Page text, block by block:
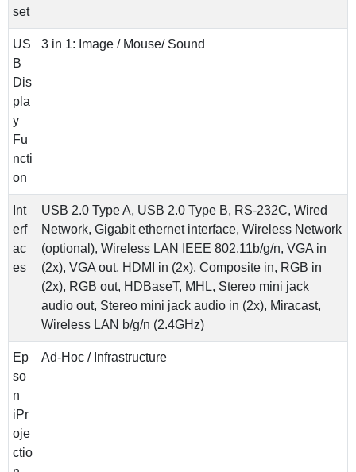
set
US
B
Dis
pla
y
Fu
ncti
on
3 in 1: Image / Mouse/ Sound
Int
erf
ac
es
USB 2.0 Type A, USB 2.0 Type B, RS-232C, Wired
Network, Gigabit ethernet interface, Wireless Network
(optional), Wireless LAN IEEE 802.11b/g/n, VGA in
(2x), VGA out, HDMI in (2x), Composite in, RGB in
(2x), RGB out, HDBaseT, MHL, Stereo mini jack
audio out, Stereo mini jack audio in (2x), Miracast,
Wireless LAN b/g/n (2.4GHz)
Ep
so
n
iPr
oje
ctio
Ad-Hoc / Infrastructure